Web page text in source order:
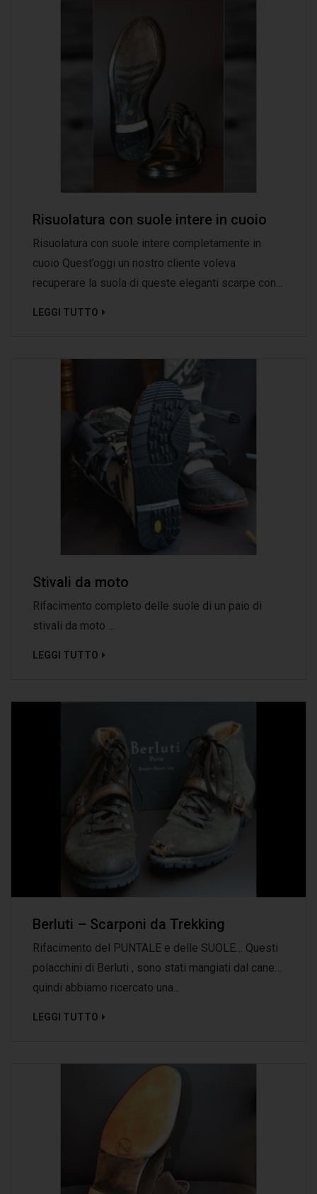
Risuolatura con suole intere in cuoio
Risuolatura con suole intere completamente in
cuoio Quest’oggi un nostro cliente voleva
recuperare la suola di queste eleganti scarpe con...
LEGGI TUTTO
Stivali da moto
Rifacimento completo delle suole di un paio di
stivali da moto ...
LEGGI TUTTO
Berluti – Scarponi da Trekking
Rifacimento del PUNTALE e delle SUOLE… Questi
polacchini di Berluti , sono stati mangiati dal cane…
quindi abbiamo ricercato una...
LEGGI TUTTO